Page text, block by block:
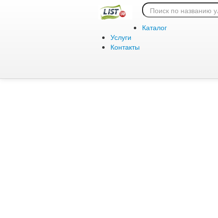
Каталог
Услуги
Контакты
Ошибка